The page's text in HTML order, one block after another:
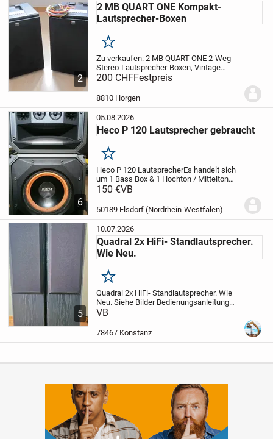
2
2 MB QUART ONE Kompakt-
Lautsprecher-Boxen
Merken
Zu verkaufen: 2 MB QUART ONE 2-Weg-
Stereo-Lautsprecher-Boxen, Vintage
(1991), schwarz, Made in Germany.
Abmessungen: 210 x 343 x 240 mm
(BxHxT), Gewicht: je 6 kg,
Nennbelastbarkeit: 60 W, Musikbelas...
200 CHFFestpreis
8810 Horgen
6
05.08.2026
Heco P 120 Lautsprecher gebraucht
Merken
Heco P 120 LautsprecherEs handelt sich
um 1 Bass Box & 1 Hochton / Mittelton
BoxDer Bass und der Anschluss zum
Verkauf daher keine Garantie &
Abholung...
150 €VB
50189 Elsdorf (Nordrhein-Westfalen)
5
10.07.2026
Quadral 2x HiFi- Standlautsprecher.
Wie Neu.
Merken
Quadral 2x HiFi- Standlautsprecher. Wie
Neu. Siehe Bilder Bedienungsanleitung
Voll Funktionsfähig nicht beschädigt und
gekauft werden
VB
78467 Konstanz